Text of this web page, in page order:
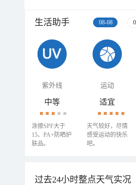
生活助手 08-08
紫外线 运动
中等
涂擦SPF大于
15、PA+防晒护
肤品。
适宜
天气较好，尽情
感受运动的快乐
吧。
过去24小时整点天气实况